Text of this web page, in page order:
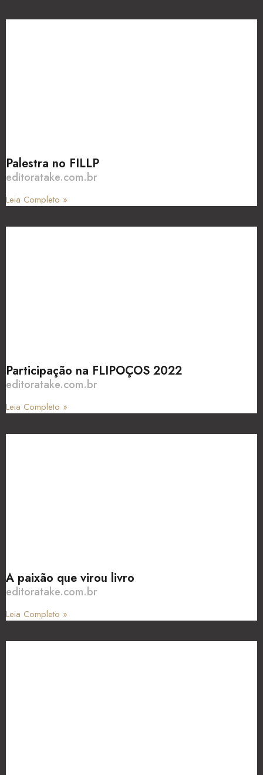
Palestra no FILLP
editoratake.com.br
Leia Completo »
Participação na FLIPOÇOS 2022
editoratake.com.br
Leia Completo »
A paixão que virou livro
editoratake.com.br
Leia Completo »